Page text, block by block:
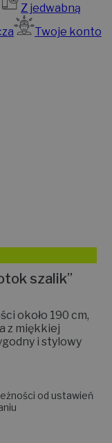
Z jedwabną
Twoje konto
szalik”
około 190 cm,
z miękkiej
i stylowy
od ustawień